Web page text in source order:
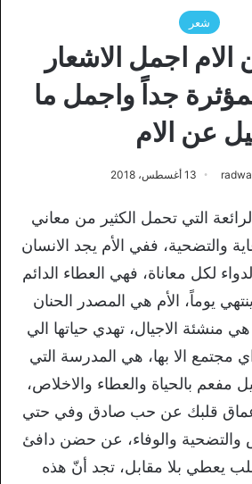
شعر
اجمل الاشعار
جداً واجمل ما
عن الام
13 أغسطس، 2018
التي تحمل الكثير من معاني
والتضحية، ففي الأم يجد الانسان
لكل معاناة، فهي العطاء الدائم
يوماً، الأم هي المصدر الحنان
هي منشئة الاجيال، تهدي حياتها الي
اي مجتمع الا بها، هي المدرسة التي
مفعم بالحياة والعطاء والاخلاص،
قلبك عن حب صادق وفي حتي
والتضحية والوفاء، عن حضن دافئ
يعطي بلا مقابل، تجد أنّ هذه